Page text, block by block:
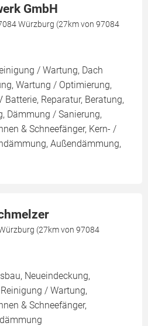
GmbH
Würzburg (27km von 97084
/ Wartung, Dach
Wartung / Optimierung,
Reparatur, Beratung,
Dämmung / Sanierung,
& Schneefänger, Kern- /
Außendämmung,
(27km von 97084
Neueindeckung,
/ Wartung,
& Schneefänger,